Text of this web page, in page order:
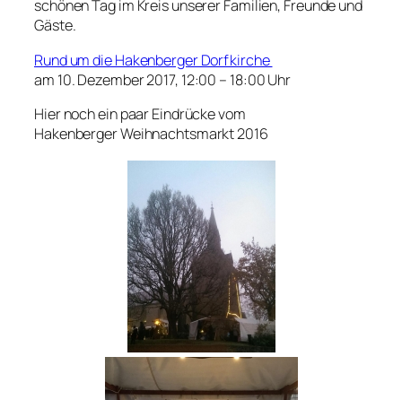
schönen Tag im Kreis unserer Familien, Freunde und
Gäste.
Rund um die Hakenberger Dorfkirche
am 10. Dezember 2017, 12:00 – 18:00 Uhr
Hier noch ein paar Eindrücke vom
Hakenberger Weihnachtsmarkt 2016